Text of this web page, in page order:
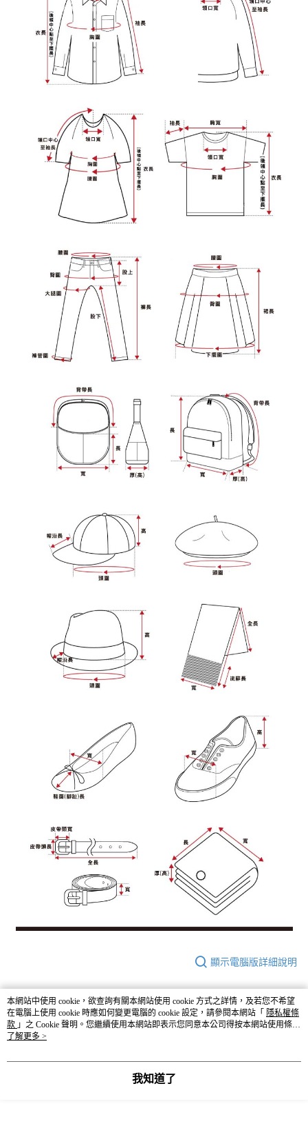
顯示電腦版詳細說明
客服
☀️ 2026・夏裝新登場 🌴
本網站中使用 cookie，欲查詢有關本網站使用 cookie 方式之詳情，及若您不希望
在電腦上使用 cookie 時應如何變更電腦的 cookie 設定，請參閱本網站「 隱私權條
款 」之 Cookie 聲明。您繼續使用本網站即表示您同意本公司得按本網站使用條款
之 Cookie 聲明使用 cookie。
了解更多 >
我知道了